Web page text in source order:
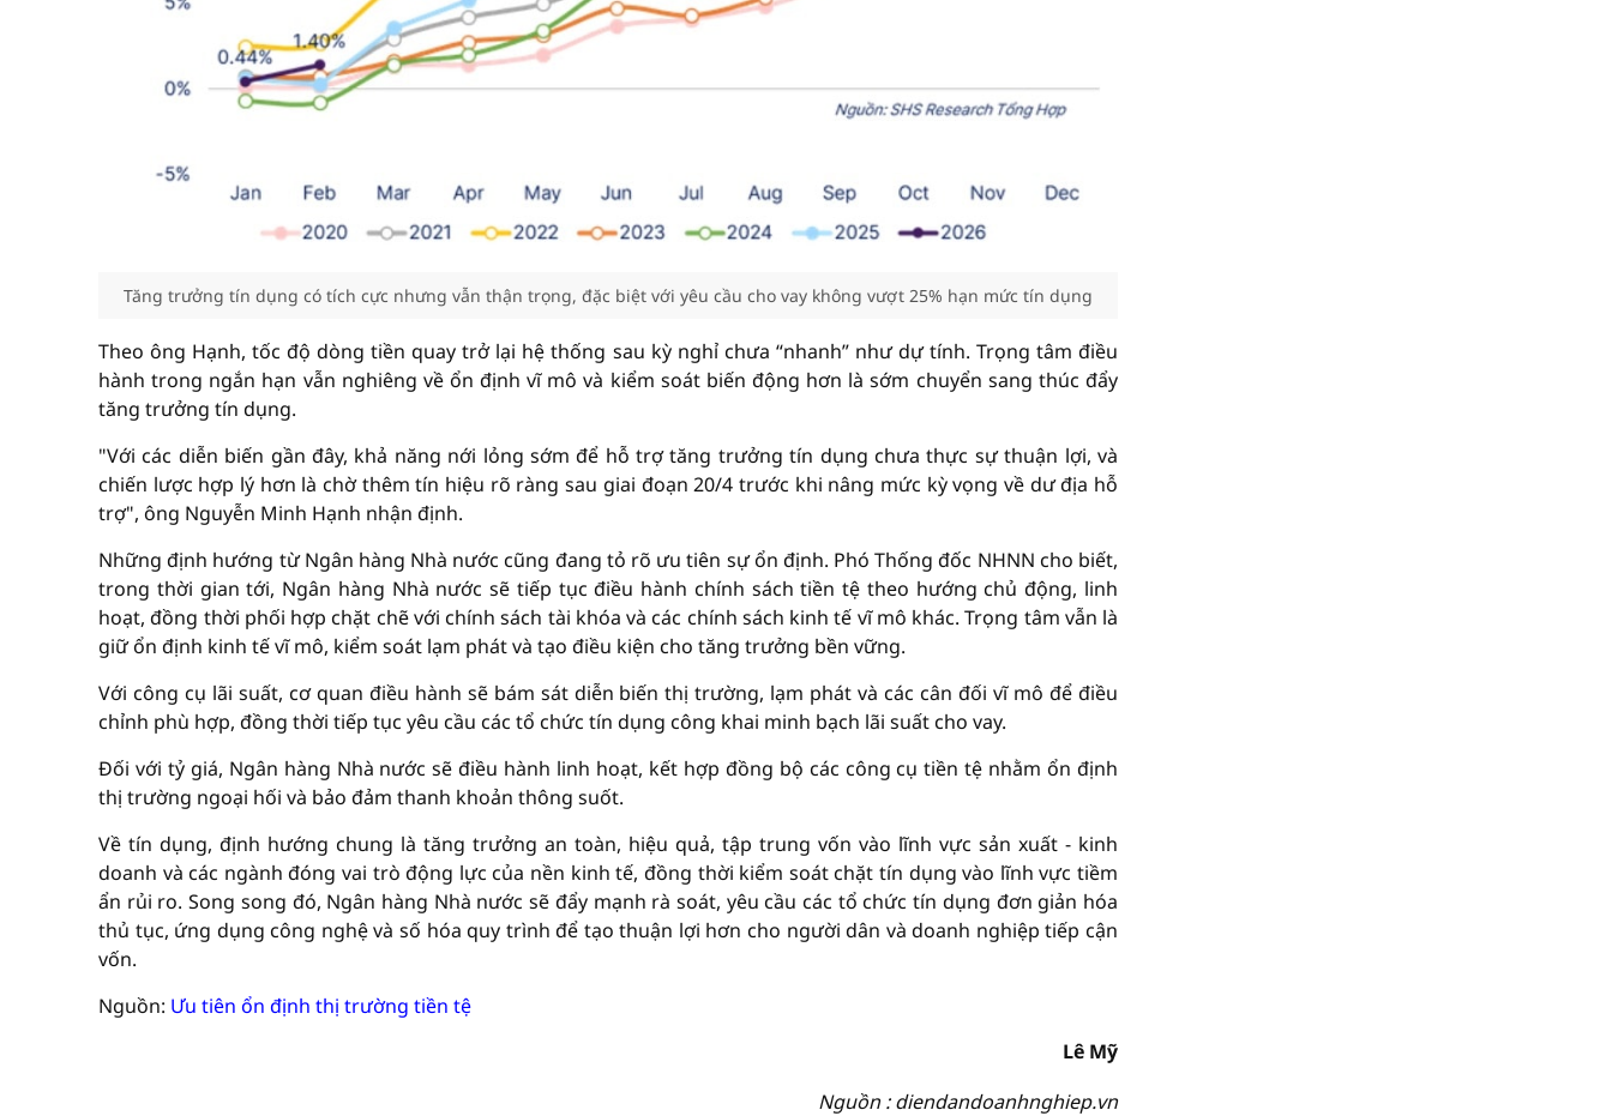
Tăng trưởng tín dụng có tích cực nhưng vẫn thận trọng, đặc biệt với yêu cầu cho vay không vượt 25% hạn mức tín dụng
Theo ông Hạnh, tốc độ dòng tiền quay trở lại hệ thống sau kỳ nghỉ chưa “nhanh” như dự tính. Trọng tâm điều
hành trong ngắn hạn vẫn nghiêng về ổn định vĩ mô và kiểm soát biến động hơn là sớm chuyển sang thúc đẩy
tăng trưởng tín dụng.
"Với các diễn biến gần đây, khả năng nới lỏng sớm để hỗ trợ tăng trưởng tín dụng chưa thực sự thuận lợi, và
chiến lược hợp lý hơn là chờ thêm tín hiệu rõ ràng sau giai đoạn 20/4 trước khi nâng mức kỳ vọng về dư địa hỗ
trợ", ông Nguyễn Minh Hạnh nhận định.
Những định hướng từ Ngân hàng Nhà nước cũng đang tỏ rõ ưu tiên sự ổn định. Phó Thống đốc NHNN cho biết,
trong thời gian tới, Ngân hàng Nhà nước sẽ tiếp tục điều hành chính sách tiền tệ theo hướng chủ động, linh
hoạt, đồng thời phối hợp chặt chẽ với chính sách tài khóa và các chính sách kinh tế vĩ mô khác. Trọng tâm vẫn là
giữ ổn định kinh tế vĩ mô, kiểm soát lạm phát và tạo điều kiện cho tăng trưởng bền vững.
Với công cụ lãi suất, cơ quan điều hành sẽ bám sát diễn biến thị trường, lạm phát và các cân đối vĩ mô để điều
chỉnh phù hợp, đồng thời tiếp tục yêu cầu các tổ chức tín dụng công khai minh bạch lãi suất cho vay.
Đối với tỷ giá, Ngân hàng Nhà nước sẽ điều hành linh hoạt, kết hợp đồng bộ các công cụ tiền tệ nhằm ổn định
thị trường ngoại hối và bảo đảm thanh khoản thông suốt.
Về tín dụng, định hướng chung là tăng trưởng an toàn, hiệu quả, tập trung vốn vào lĩnh vực sản xuất - kinh
doanh và các ngành đóng vai trò động lực của nền kinh tế, đồng thời kiểm soát chặt tín dụng vào lĩnh vực tiềm
ẩn rủi ro. Song song đó, Ngân hàng Nhà nước sẽ đẩy mạnh rà soát, yêu cầu các tổ chức tín dụng đơn giản hóa
thủ tục, ứng dụng công nghệ và số hóa quy trình để tạo thuận lợi hơn cho người dân và doanh nghiệp tiếp cận
vốn.
Nguồn: Ưu tiên ổn định thị trường tiền tệ
Lê Mỹ
Nguồn : diendandoanhnghiep.vn